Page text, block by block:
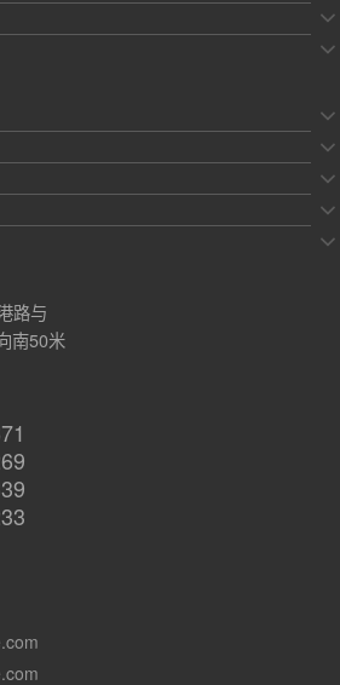
路与
南50米